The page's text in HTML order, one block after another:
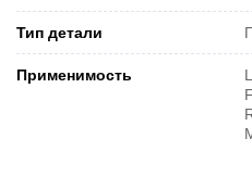
Тип детали
Применимость